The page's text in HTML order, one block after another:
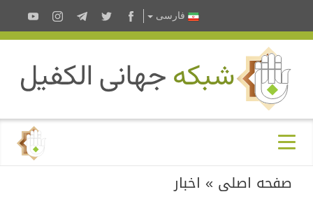
فارسى
صفحه اصلی » اخبار